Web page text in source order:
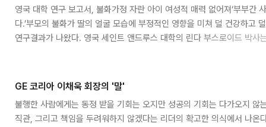
로 ..
영국 대학 연구 보고서, 불화가정 자란 아이 여성적 매력 없어져‘부부간
다.’부모의 불화가 딸의 얼굴 모습에 부정적인 영향을 미쳐 덜 건강하고
연구결과가 나왔다. 영국 세인트 앤드루스 대학의 린다 부스로이드 박사
다”며 “이런 경향은 부모가 이혼한 경우보다 헤어지지는 않으면서 불화
지는 않았지만 불화가 계속된 가정..
GE 코리아 이채욱 회장의 '말'
불행한 사람에게는 동정 받을 기회는 오지만 성공의 기회는 다가오지
직관, 그리고 책임을 두려워하지 않겠다는 리더의 확고한 의식에서 나